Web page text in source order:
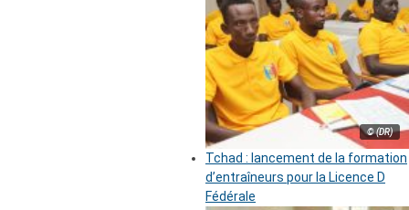
© (DR)
Tchad : lancement de la formation
d’entraîneurs pour la Licence D
Fédérale